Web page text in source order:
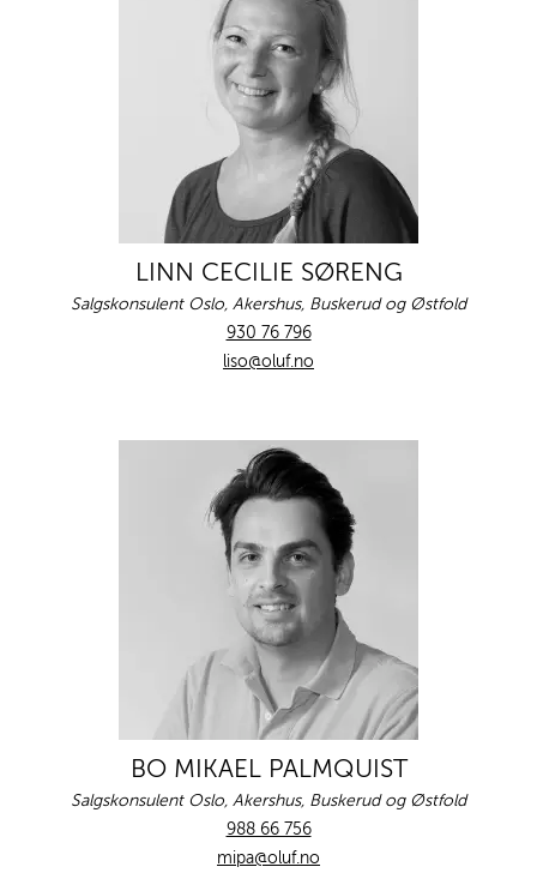
LINN CECILIE SØRENG
Salgskonsulent Oslo, Akershus, Buskerud og Østfold
930 76 796
liso@oluf.no
BO MIKAEL PALMQUIST
Salgskonsulent Oslo, Akershus, Buskerud og Østfold
988 66 756
mipa@oluf.no